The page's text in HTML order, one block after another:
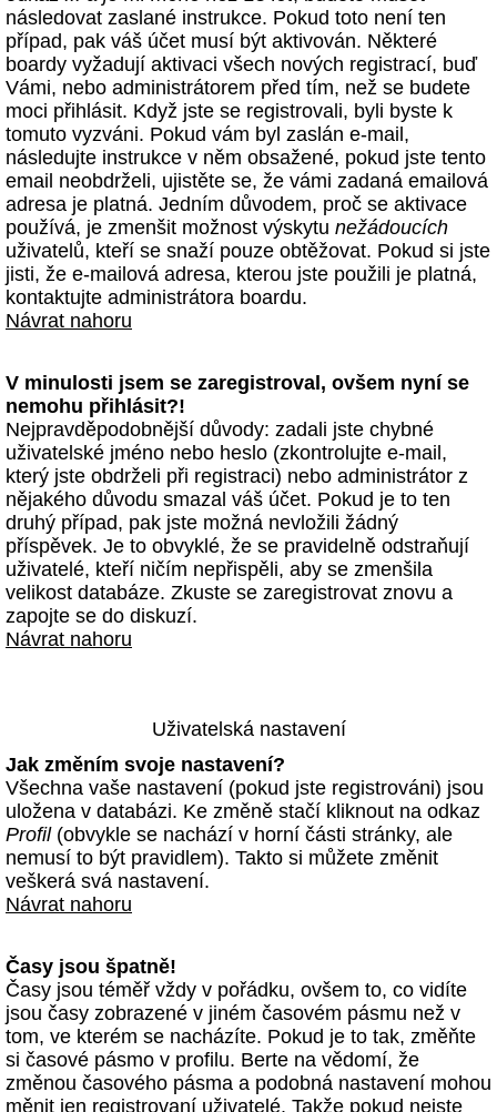
následovat zaslané instrukce. Pokud toto není ten
případ, pak váš účet musí být aktivován. Některé
boardy vyžadují aktivaci všech nových registrací, buď
Vámi, nebo administrátorem před tím, než se budete
moci přihlásit. Když jste se registrovali, byli byste k
tomuto vyzváni. Pokud vám byl zaslán e-mail,
následujte instrukce v něm obsažené, pokud jste tento
email neobdrželi, ujistěte se, že vámi zadaná emailová
adresa je platná. Jedním důvodem, proč se aktivace
používá, je zmenšit možnost výskytu nežádoucích
uživatelů, kteří se snaží pouze obtěžovat. Pokud si jste
jisti, že e-mailová adresa, kterou jste použili je platná,
kontaktujte administrátora boardu.
Návrat nahoru
V minulosti jsem se zaregistroval, ovšem nyní se
nemohu přihlásit?!
Nejpravděpodobnější důvody: zadali jste chybné
uživatelské jméno nebo heslo (zkontrolujte e-mail,
který jste obdrželi při registraci) nebo administrátor z
nějakého důvodu smazal váš účet. Pokud je to ten
druhý případ, pak jste možná nevložili žádný
příspěvek. Je to obvyklé, že se pravidelně odstraňují
uživatelé, kteří ničím nepřispěli, aby se zmenšila
velikost databáze. Zkuste se zaregistrovat znovu a
zapojte se do diskuzí.
Návrat nahoru
Uživatelská nastavení
Jak změním svoje nastavení?
Všechna vaše nastavení (pokud jste registrováni) jsou
uložena v databázi. Ke změně stačí kliknout na odkaz
Profil(obvykle se nachází v horní části stránky, ale
nemusí to být pravidlem). Takto si můžete změnit
veškerá svá nastavení.
Návrat nahoru
Časy jsou špatně!
Časy jsou téměř vždy v pořádku, ovšem to, co vidíte
jsou časy zobrazené v jiném časovém pásmu než v
tom, ve kterém se nacházíte. Pokud je to tak, změňte
si časové pásmo v profilu. Berte na vědomí, že
změnou časového pásma a podobná nastavení mohou
měnit jen registrovaní uživatelé. Takže pokud nejste